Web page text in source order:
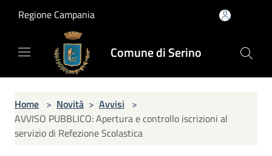
Regione Campania
Comune di Serino
Home > Novità > Avvisi >
AVVISO PUBBLICO: Apertura e controllo iscrizioni al
servizio di Refezione Scolastica